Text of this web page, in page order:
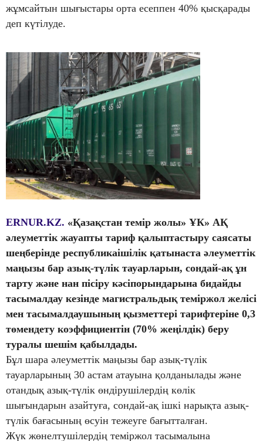
жұмсайтын шығыстары орта есеппен 40% қысқарады
деп күтілуде.
ERNUR.KZ. «Қазақстан темір жолы» ҰК» АҚ
әлеуметтік жауапты тариф қалыптастыру саясаты
шеңберінде республикаішілік қатынаста әлеуметтік
маңызы бар азық-түлік тауарларын, сондай-ақ ұн
тарту және нан пісіру кәсіпорындарына бидайды
тасымалдау кезінде магистральдық теміржол желісі
мен тасымалдаушының қызметтері тарифтеріне 0,3
төмендету коэффициентін (70% жеңілдік) беру
туралы шешім қабылдады.
Бұл шара әлеуметтік маңызы бар азық-түлік
тауарларының 30 астам атауына қолданылады және
отандық азық-түлік өндірушілердің көлік
шығындарын азайтуға, сондай-ақ ішкі нарықта азық-
түлік бағасының өсуін тежеуге бағытталған.
Жүк жөнелтушілердің теміржол тасымалына